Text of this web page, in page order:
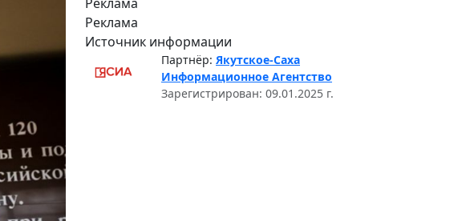
Реклама
Источник информации
Партнёр: Якутское-Саха
Информационное Агентство
Зарегистрирован: 09.01.2025 г.